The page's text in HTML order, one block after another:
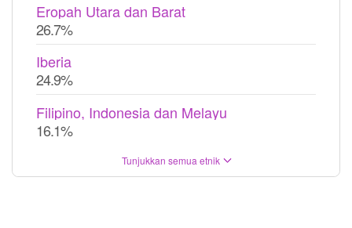
Eropah Utara dan Barat
26.7%
Iberia
24.9%
Filipino, Indonesia dan Melayu
16.1%
Tunjukkan semua etnik